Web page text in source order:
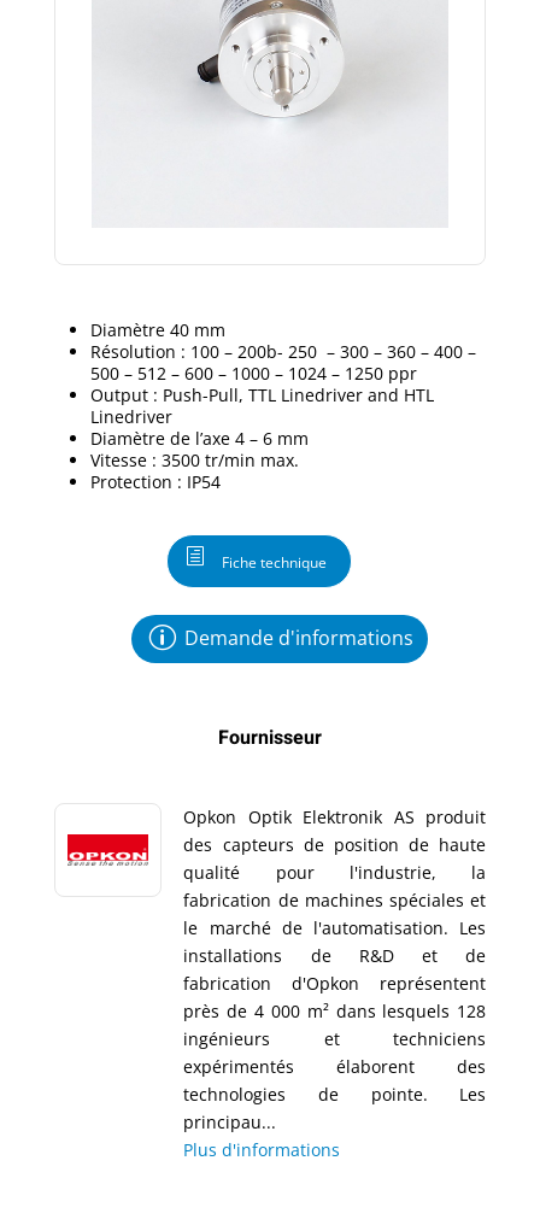
Diamètre 40 mm
Résolution : 100 – 200b- 250 – 300 – 360 – 400 –
500 – 512 – 600 – 1000 – 1024 – 1250 ppr
Output : Push-Pull, TTL Linedriver and HTL
Linedriver
Diamètre de l’axe 4 – 6 mm
Vitesse : 3500 tr/min max.
Protection : IP54
Fiche technique
Demande d'informations
Fournisseur
Opkon Optik Elektronik AS produit
des capteurs de position de haute
qualité pour l'industrie, la
fabrication de machines spéciales et
le marché de l'automatisation. Les
installations de R&D et de
fabrication d'Opkon représentent
près de 4 000 m² dans lesquels 128
ingénieurs et techniciens
expérimentés élaborent des
technologies de pointe. Les
principau...
Plus d'informations